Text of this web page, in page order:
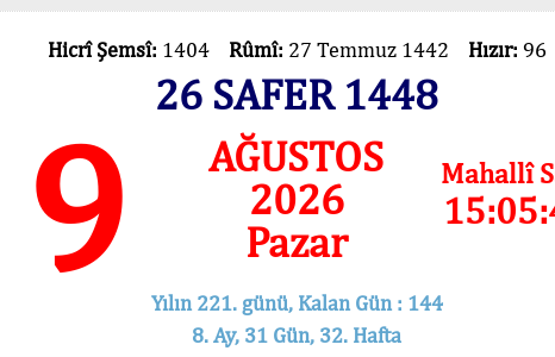
Hicrî Şemsî: 1404 Rûmî: 27 Temmuz 1442 Hızır: 96
26 SAFER 1448
9
AĞUSTOS
2026
Pazar
Mahallî
Yılın 221. günü, Kalan Gün : 144
8. Ay, 31 Gün, 32. Hafta